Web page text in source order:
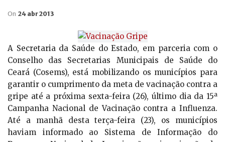
On 24 abr 2013
A Secretaria da Saúde do Estado, em parceria com o
Conselho das Secretarias Municipais de Saúde do
Ceará (Cosems), está mobilizando os municípios para
garantir o cumprimento da meta de vacinação contra a
gripe até a próxima sexta-feira (26), último dia da 15ª
Campanha Nacional de Vacinação contra a Influenza.
Até a manhã desta terça-feira (23), os municípios
haviam informado ao Sistema de Informação do